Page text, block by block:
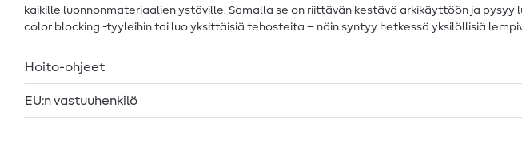
kaikille luonnonmateriaalien ystäville. Samalla se on riittävän kestävä arkikäyttöön ja
color blocking -tyyleihin tai luo yksittäisiä tehosteita – näin syntyy hetkessä yksilöllisiä
Hoito-ohjeet
EU:n vastuuhenkilö